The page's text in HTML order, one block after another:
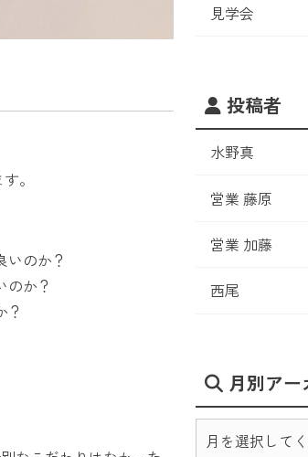
。
のか？
か？
？
見学会
投稿者
水野真
営業 藤原
営業 加藤
西尾
月別アー